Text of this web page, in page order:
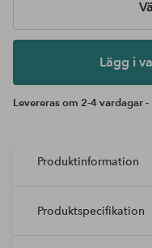
Lägg i
Levereras om 2-4 vardagar -
Produktinformation
Produktspecifikation